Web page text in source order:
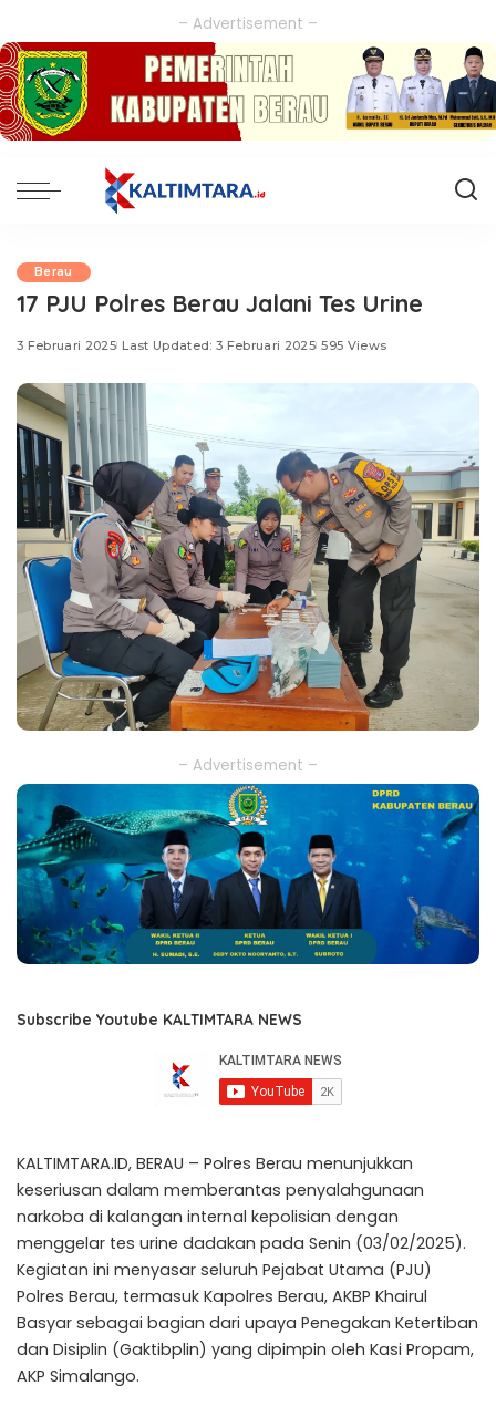
– Advertisement –
Berau
17 PJU Polres Berau Jalani Tes Urine
3 Februari 2025 Last Updated: 3 Februari 2025 595 Views
– Advertisement –
Subscribe Youtube KALTIMTARA NEWS
KALTIMTARA.ID, BERAU – Polres Berau menunjukkan
keseriusan dalam memberantas penyalahgunaan
narkoba di kalangan internal kepolisian dengan
menggelar tes urine dadakan pada Senin (03/02/2025).
Kegiatan ini menyasar seluruh Pejabat Utama (PJU)
Polres Berau, termasuk Kapolres Berau, AKBP Khairul
Basyar sebagai bagian dari upaya Penegakan Ketertiban
dan Disiplin (Gaktibplin) yang dipimpin oleh Kasi Propam,
AKP Simalango.